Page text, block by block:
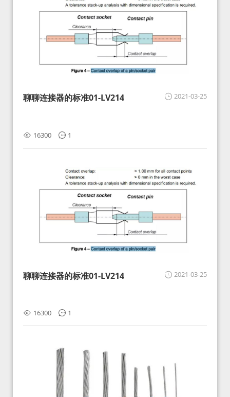
2021-03-25
聊聊连接器的标准01-LV214
16300 1
2021-03-25
聊聊连接器的标准01-LV214
16300 1